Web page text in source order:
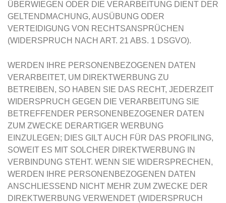
ÜBERWIEGEN ODER DIE VERARBEITUNG DIENT DER
GELTENDMACHUNG, AUSÜBUNG ODER
VERTEIDIGUNG VON RECHTSANSPRÜCHEN
(WIDERSPRUCH NACH ART. 21 ABS. 1 DSGVO).
WERDEN IHRE PERSONENBEZOGENEN DATEN
VERARBEITET, UM DIREKTWERBUNG ZU
BETREIBEN, SO HABEN SIE DAS RECHT, JEDERZEIT
WIDERSPRUCH GEGEN DIE VERARBEITUNG SIE
BETREFFENDER PERSONENBEZOGENER DATEN
ZUM ZWECKE DERARTIGER WERBUNG
EINZULEGEN; DIES GILT AUCH FÜR DAS PROFILING,
SOWEIT ES MIT SOLCHER DIREKTWERBUNG IN
VERBINDUNG STEHT. WENN SIE WIDERSPRECHEN,
WERDEN IHRE PERSONENBEZOGENEN DATEN
ANSCHLIESSEND NICHT MEHR ZUM ZWECKE DER
DIREKTWERBUNG VERWENDET (WIDERSPRUCH